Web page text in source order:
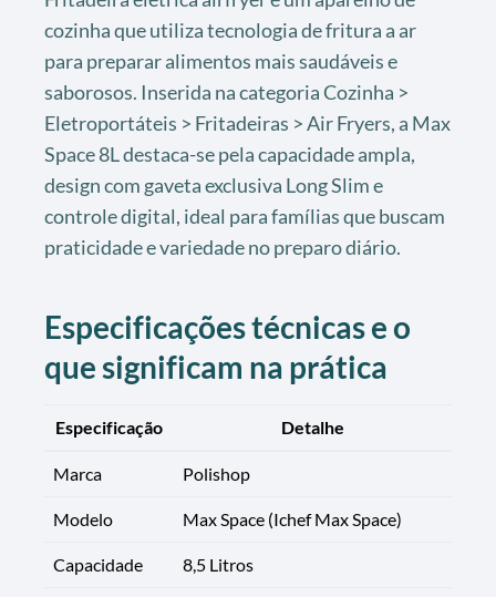
cozinha que utiliza tecnologia de fritura a ar
para preparar alimentos mais saudáveis e
saborosos. Inserida na categoria Cozinha >
Eletroportáteis > Fritadeiras > Air Fryers, a Max
Space 8L destaca-se pela capacidade ampla,
design com gaveta exclusiva Long Slim e
controle digital, ideal para famílias que buscam
praticidade e variedade no preparo diário.
Especificações técnicas e o
que significam na prática
Especificação Detalhe
Marca Polishop
Modelo Max Space (Ichef Max Space)
Capacidade 8,5 Litros